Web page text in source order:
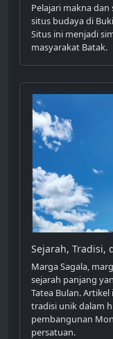
Pelajari makna dan
situs budaya di
Situs ini menjadi
masyarakat Batak.
Sejarah, Tradisi,
Marga Sagala,
sejarah panjang
Tatea Bulan. Artikel
tradisi unik dalam
pembangunan
persatuan.